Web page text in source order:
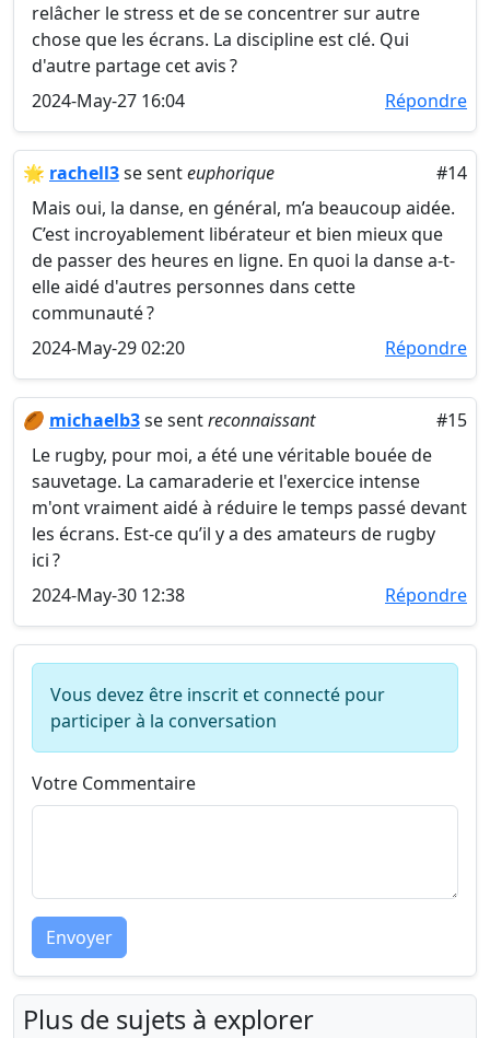
relâcher le stress et de se concentrer sur autre
chose que les écrans. La discipline est clé. Qui
d'autre partage cet avis ?
2024-May-27 16:04
Répondre
🌟 rachell3se senteuphorique
#14
Mais oui, la danse, en général, m’a beaucoup aidée.
C’est incroyablement libérateur et bien mieux que
de passer des heures en ligne. En quoi la danse a-t-
elle aidé d'autres personnes dans cette
communauté ?
2024-May-29 02:20
Répondre
🏉 michaelb3se sentreconnaissant
#15
Le rugby, pour moi, a été une véritable bouée de
sauvetage. La camaraderie et l'exercice intense
m'ont vraiment aidé à réduire le temps passé devant
les écrans. Est-ce qu’il y a des amateurs de rugby
ici ?
2024-May-30 12:38
Répondre
Vous devez être inscrit et connecté pour
participer à la conversation
Votre Commentaire
Envoyer
Plus de sujets à explorer